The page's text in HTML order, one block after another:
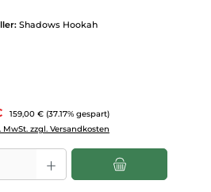
Shadows Hookah
Regulärer Preis:
159,00 € (37.17% gespart)
MwSt. zzgl. Versandkosten
gewünschten Wert ein oder benutze die